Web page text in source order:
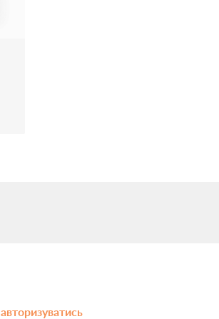
авторизуватись